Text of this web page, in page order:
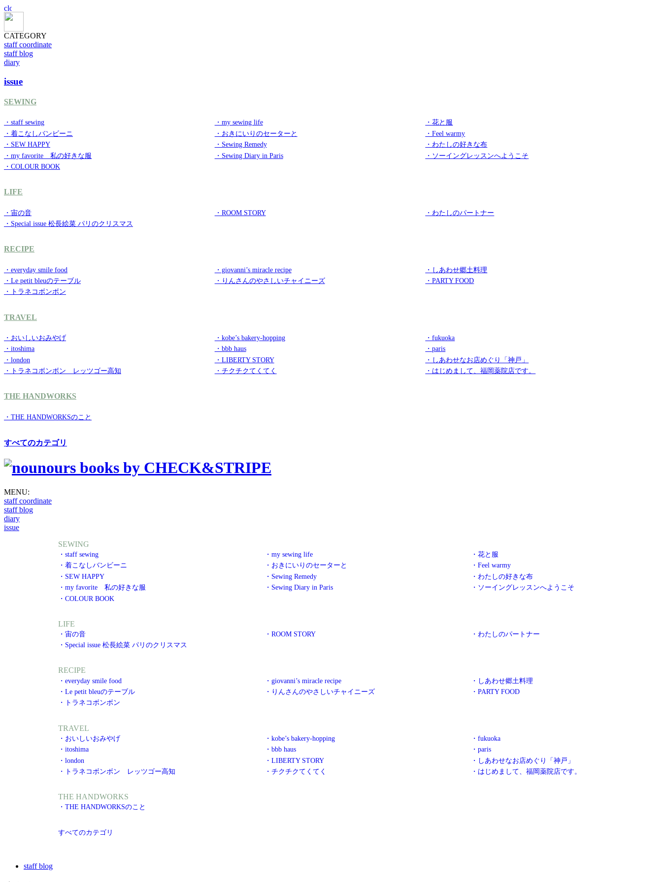
CATEGORY
staff coordinate
staff blog
diary
issue
SEWING
・staff sewing ・my sewing life
・花と服
・着こなしバンビーニ
・おきにいりのセーターと
・Feel warmy
・SEW HAPPY
・Sewing Remedy
・わたしの好きな布
・my favorite 私の好きな服
・Sewing Diary in Paris
・ソーイングレッスンへようこそ
・COLOUR BOOK
LIFE
・宙の音 ・ROOM STORY
・わたしのパートナー
・Special issue 松長絵菜 パリのクリスマス
RECIPE
・everyday smile food ・giovanni’s miracle recipe
・しあわせ郷土料理
・Le petit bleuのテーブル
・りんさんのやさしいチャイニーズ
・PARTY FOOD
・トラネコボンボン
TRAVEL
・おいしいおみやげ ・kobe’s bakery-hopping
・fukuoka
・itoshima
・bbb haus
・paris
・london
・LIBERTY STORY
・しあわせなお店めぐり「神戸」
・トラネコボンボン レッツゴー高知
・チクチクてくてく ・はじめまして、福岡薬院店です。
THE HANDWORKS
・THE HANDWORKSのこと
すべてのカテゴリ
MENU:
staff coordinate
staff blog
diary
issue
SEWING
・staff sewing ・my sewing life
・花と服
・着こなしバンビーニ
・おきにいりのセーターと
・Feel warmy
・SEW HAPPY
・Sewing Remedy
・わたしの好きな布
・my favorite 私の好きな服
・Sewing Diary in Paris
・ソーイングレッスンへようこそ
・COLOUR BOOK
LIFE
・宙の音 ・ROOM STORY
・わたしのパートナー
・Special issue 松長絵菜 パリのクリスマス
RECIPE
・everyday smile food ・giovanni’s miracle recipe
・しあわせ郷土料理
・Le petit bleuのテーブル
・りんさんのやさしいチャイニーズ
・PARTY FOOD
・トラネコボンボン
TRAVEL
・おいしいおみやげ ・kobe’s bakery-hopping
・fukuoka
・itoshima
・bbb haus
・paris
・london
・LIBERTY STORY
・しあわせなお店めぐり「神戸」
・トラネコボンボン レッツゴー高知
・チクチクてくてく ・はじめまして、福岡薬院店です。
THE HANDWORKS
・THE HANDWORKSのこと
すべてのカテゴリ
staff blog